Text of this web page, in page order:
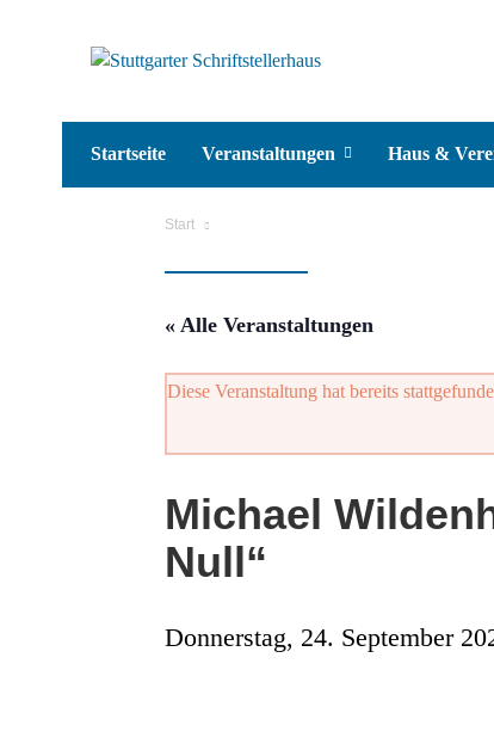
Startseite Veranstaltungen Haus &
Start
« Alle Veranstaltungen
Diese Veranstaltung hat bereits
Michael
Null“
Donnerstag, 24. September